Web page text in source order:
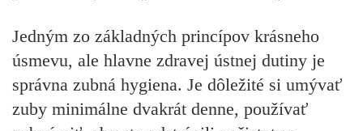
Jedným zo základných princípov krásneho
úsmevu, ale hlavne zdravej ústnej dutiny je
správna zubná hygiena. Je dôležité si umývať
zuby minimálne dvakrát denne, používať